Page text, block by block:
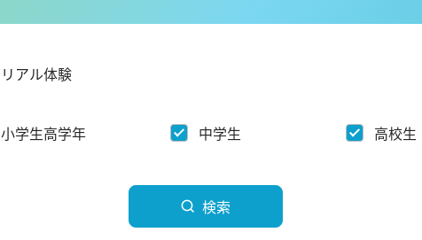
リアル体験
小学生高学年 中学生 高校生
検索